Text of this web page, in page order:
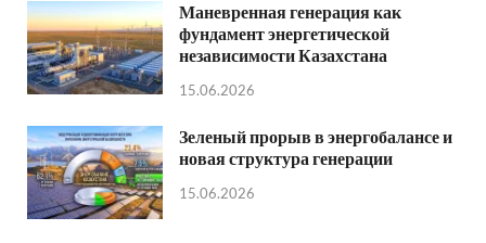
Маневренная генерация как
фундамент энергетической
независимости Казахстана
15.06.2026
Зеленый прорыв в энергобалансе и
новая структура генерации
15.06.2026